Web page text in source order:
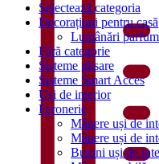
Selectează categoria
Decorațiuni pentru casă
Lumânări
Fără categorie
Sisteme glisare
Sisteme Smart Acces
Uși de interior
Feronerie
Mânere uși de
Mânere uși de
Butoni uși de